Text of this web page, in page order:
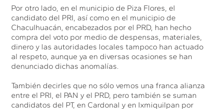
Por otro lado, en el municipio de Piza Flores, el
candidato del PRI, así como en el municipio de
Chaculhuacán, encabezados por el PRD, han hecho
compra del voto por medio de despensas, materiales,
dinero y las autoridades locales tampoco han actuado
al respeto, aunque ya en diversas ocasiones se han
denunciado dichas anomalías.
También decirles que no sólo vemos una franca alianza
entre el PRI, el PAN y el PRD, pero también se suman
candidatos del PT, en Cardonal y en Ixmiquilpan por